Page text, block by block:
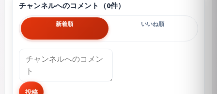
チャンネルへのコメント（0件）
新着順 いいね順
投稿